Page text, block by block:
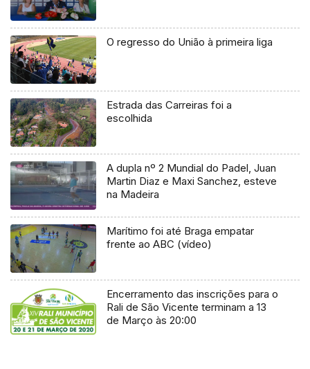
O regresso do União à primeira liga
Estrada das Carreiras foi a
escolhida
A dupla nº 2 Mundial do Padel, Juan
Martin Diaz e Maxi Sanchez, esteve
na Madeira
Marítimo foi até Braga empatar
frente ao ABC (vídeo)
Encerramento das inscrições para o
Rali de São Vicente terminam a 13
de Março às 20:00